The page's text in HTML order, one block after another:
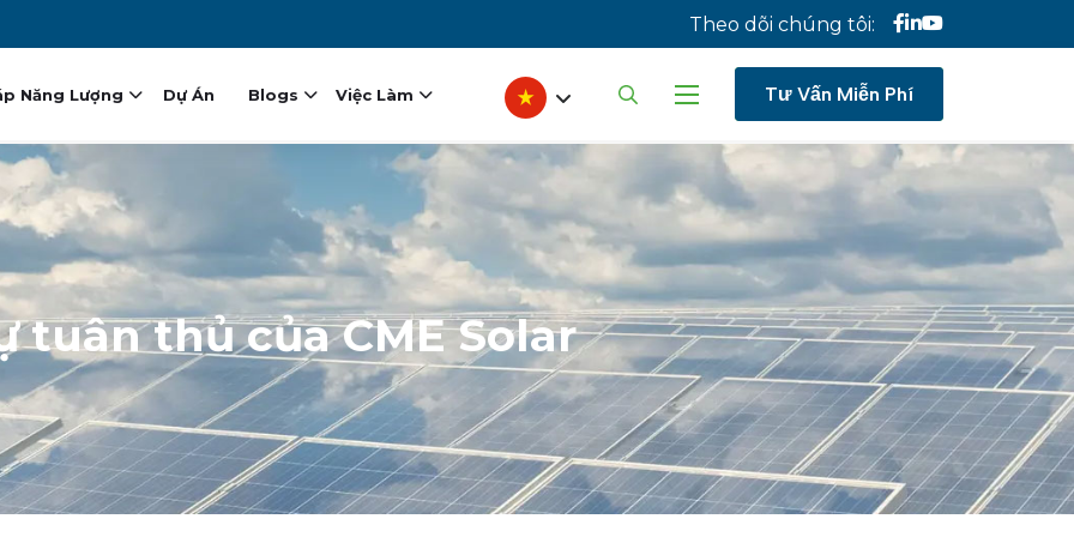
Theo dõi chúng tôi:
Năng Lượng Dự Án Blogs Việc Làm Select your language Tư Vấn Miễn Phí
tuân thủ của CME Solar